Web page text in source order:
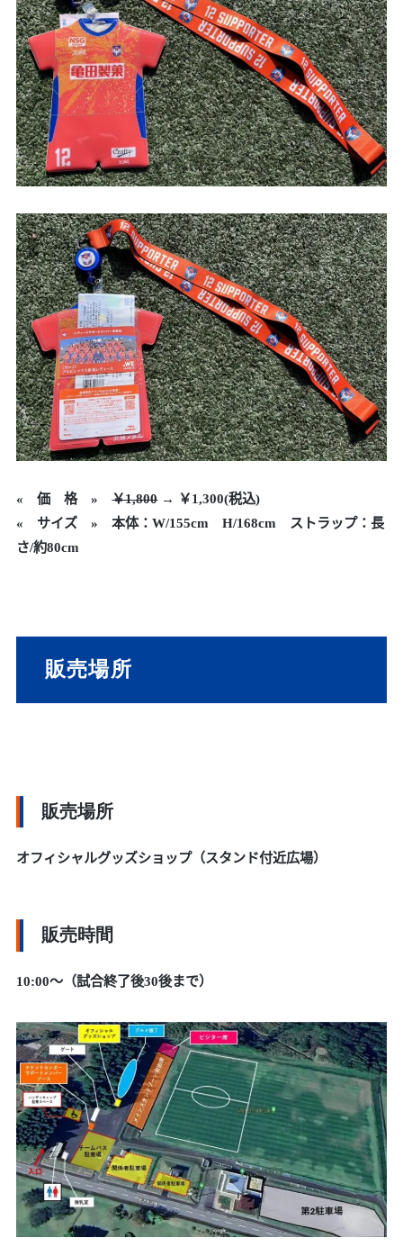
« 価 格 »￥1,800→ ￥1,300(税込)
« サイズ »本体：W/155cm H/168cm ストラップ：長
さ/約80cm
販売場所
販売場所
オフィシャルグッズショップ（スタンド付近広場）
販売時間
10:00～（試合終了後30後まで）